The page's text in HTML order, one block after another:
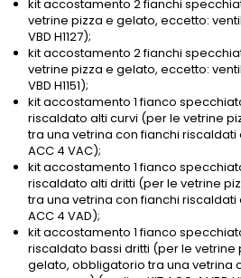
kit accostamento 2 fianchi
vetrine pizza e gelato, eccetto:
VBD H1127);
kit accostamento 2 fianchi
vetrine pizza e gelato, eccetto:
VBD H1151);
kit accostamento 1 fianco
riscaldato alti curvi (per le vetrine
tra una vetrina con fianchi
ACC 4 VAC);
kit accostamento 1 fianco
riscaldato alti dritti (per le vetrine
tra una vetrina con fianchi
ACC 4 VAD);
kit accostamento 1 fianco
riscaldato bassi dritti (per le vetrine
gelato, obbligatorio tra una vetrina